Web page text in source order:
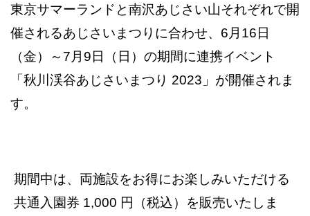
東京サマーランドと南沢あじさい山それぞれで開
催されるあじさいまつりに合わせ、6月16日
（金）～7月9日（日）の期間に連携イベント
「秋川渓谷あじさいまつり 2023」が開催されま
す。
期間中は、両施設をお得にお楽しみいただける
共通入園券 1,000 円（税込）を販売いたしま